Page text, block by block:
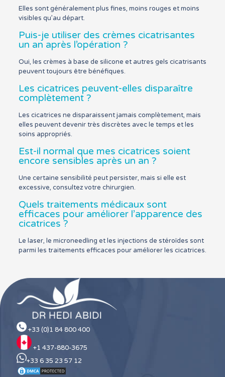
Elles sont généralement plus fines, moins rouges et moins
visibles qu’au départ.
Puis-je utiliser des crèmes cicatrisantes
un an après l’opération ?
Oui, les crèmes à base de silicone et autres gels cicatrisants
peuvent toujours être bénéfiques.
Les cicatrices peuvent-elles disparaître
complètement ?
Les cicatrices ne disparaissent jamais complètement, mais
elles peuvent devenir très discrètes avec le temps et les
soins appropriés.
Est-il normal que mes cicatrices soient
encore sensibles après un an ?
Une certaine sensibilité peut persister, mais si elle est
excessive, consultez votre chirurgien.
Quels traitements médicaux sont
efficaces pour améliorer l’apparence des
cicatrices ?
Le laser, le microneedling et les injections de stéroïdes sont
parmi les traitements efficaces pour améliorer les cicatrices.
+33 (0)1 84 800 400
+1 437-880-3675
+33 6 35 23 57 12